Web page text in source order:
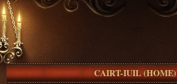
CAIRT-IUIL (HOME)